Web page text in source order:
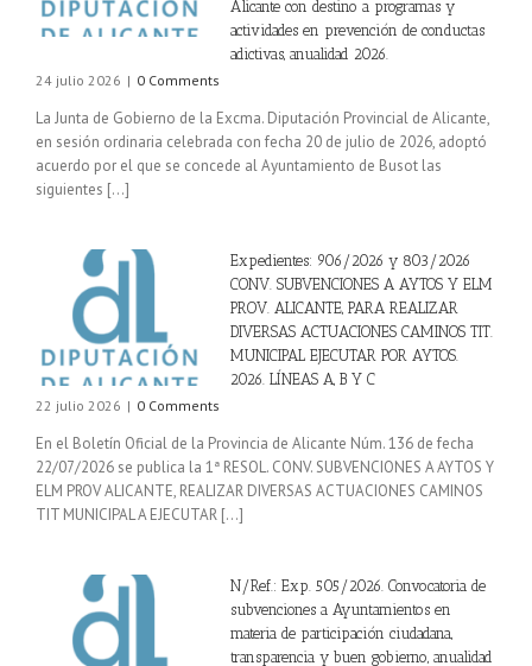
Alicante con destino a programas y
actividades en prevención de conductas
adictivas, anualidad 2026.
24 julio 2026 | 0 Comments
La Junta de Gobierno de la Excma. Diputación Provincial de Alicante,
en sesión ordinaria celebrada con fecha 20 de julio de 2026, adoptó
acuerdo por el que se concede al Ayuntamiento de Busot las
siguientes [...]
Expedientes: 906/2026 y 803/2026
CONV. SUBVENCIONES A AYTOS Y ELM
PROV. ALICANTE, PARA REALIZAR
DIVERSAS ACTUACIONES CAMINOS TIT.
MUNICIPAL EJECUTAR POR AYTOS.
2026. LÍNEAS A, B Y C
22 julio 2026 | 0 Comments
En el Boletín Oficial de la Provincia de Alicante Núm. 136 de fecha
22/07/2026 se publica la 1ª RESOL. CONV. SUBVENCIONES A AYTOS Y
ELM PROV ALICANTE, REALIZAR DIVERSAS ACTUACIONES CAMINOS
TIT MUNICIPAL A EJECUTAR [...]
N/Ref.: Exp. 505/2026. Convocatoria de
subvenciones a Ayuntamientos en
materia de participación ciudadana,
transparencia y buen gobierno, anualidad